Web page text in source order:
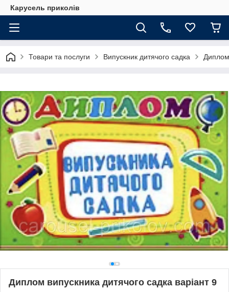
Карусель приколів
Товари та послуги Випускник дитячого садка Диплом
Диплом випускника дитячого садка варіант 9